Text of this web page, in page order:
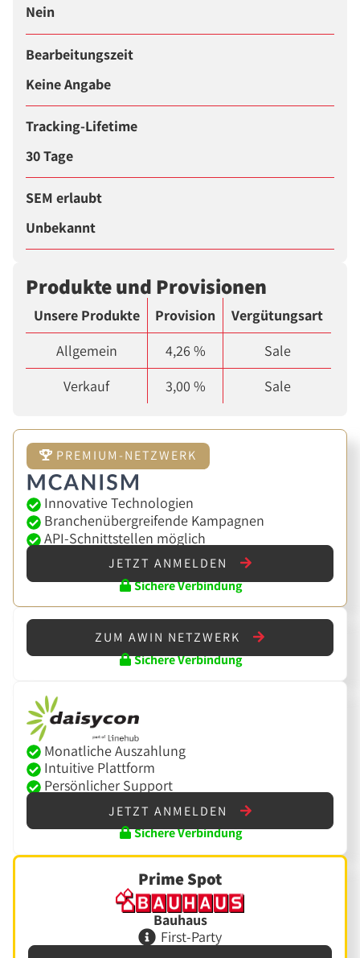
Nein
Bearbeitungszeit
Keine Angabe
Tracking-Lifetime
30 Tage
SEM erlaubt
Unbekannt
Produkte und Provisionen
Unsere Produkte Provision
Vergütungsart
Allgemein
4,26 %
Sale
Verkauf
3,00 % Sale
PREMIUM-NETZWERK
Innovative Technologien
Branchenübergreifende Kampagnen
API-Schnittstellen möglich
JETZT ANMELDEN
Sichere Verbindung
ZUM AWIN NETZWERK
Sichere Verbindung
Monatliche Auszahlung
Intuitive Plattform
Persönlicher Support
JETZT ANMELDEN
Sichere Verbindung
Prime Spot
Bauhaus
First-Party